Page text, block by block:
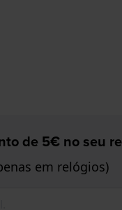
de 5€ no seu
em relógios)